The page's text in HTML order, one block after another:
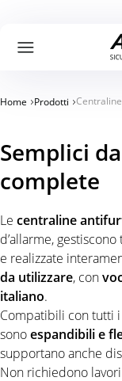
Offerte
Azienda
Blog
Supporto
Home Prodotti Centraline
Semplici
complete
Le centraline
d’allarme,
e realizzate
da utilizzare, con
italiano.
Compatibili con tutti
sonoespandibili e
supportano anche
Non richiedono